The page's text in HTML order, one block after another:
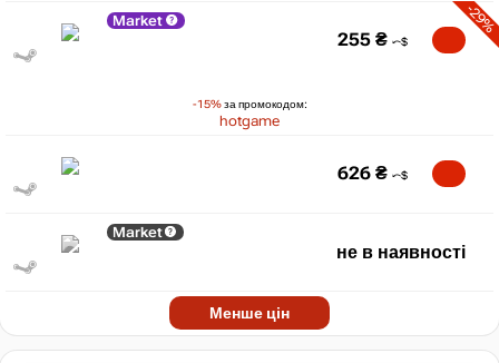
Market
-15%за промокодом:
hotgame
-29%
255 ₴
626 ₴
Market
не в наявності
Менше цін